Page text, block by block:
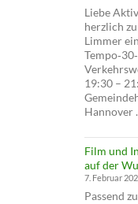
Liebe
herzlich
Limmer
19:30 –
Hannover
Film und
auf der
7. Februar
Passend